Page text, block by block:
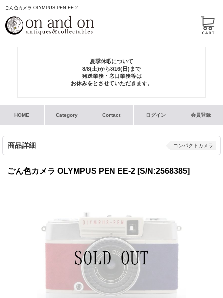
ごん色カメラ OLYMPUS PEN EE-2
夏季休暇について
8/8(土)から8/16(日)まで
発送業務・窓口業務等は
お休みをとさせていただきます。
HOME Category Contact ログイン 会員登録
商品詳細 コンパクトカメラ
ごん色カメラ OLYMPUS PEN EE-2 [S/N:2568385]